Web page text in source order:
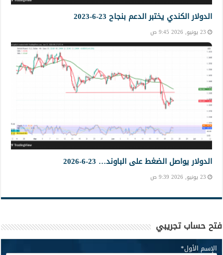
الدولار الكندي يختبر الدعم بنجاح 23-6-2023
23 يونيو, 2026 9:45 ص
الدولار يواصل الضغط على الباوند… 23-6-2026
23 يونيو, 2026 9:39 ص
فتح حساب تجريبي
الإسم الأول*